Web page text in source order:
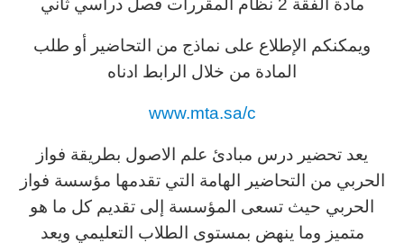
مادة الفقة 2 نظام المقررات فصل دراسي ثاني
ويمكنكم الإطلاع على نماذج من التحاضير أو طلب
المادة من خلال الرابط ادناه
www.mta.sa/c
يعد تحضير درس مبادئ علم الاصول بطريقة فواز
الحربي من التحاضير الهامة التي تقدمها مؤسسة فواز
الحربي حيث تسعى المؤسسة إلى تقديم كل ما هو
متميز وما ينهض بمستوى الطلاب التعليمي ويعد